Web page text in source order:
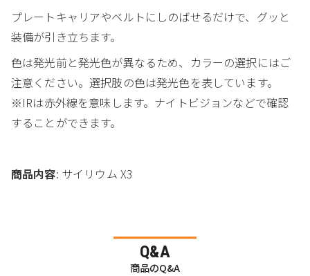
プレートキャリアやベルトにしのばせるだけで、グッと
装備が引き立ちます。
色は発光前と発光色が異なるため、カラーの選択にはご
注意ください。選択肢の色は発光色を表しています。
※IRは赤外線を意味します。ナイトビジョンなどで確認
することができます。
商品内容: サイリウム X3
Q&A
商品のQ&A